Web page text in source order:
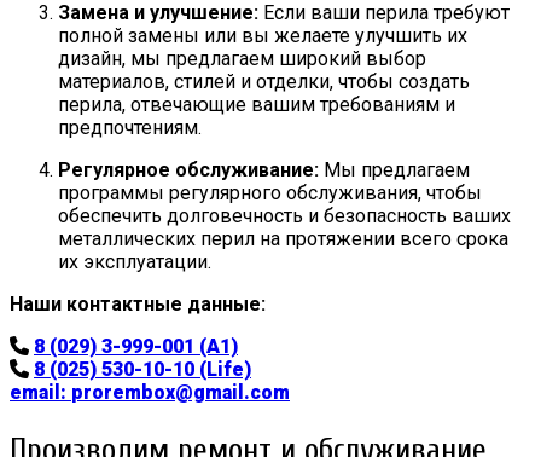
Замена и улучшение: Если ваши перила требуют
полной замены или вы желаете улучшить их
дизайн, мы предлагаем широкий выбор
материалов, стилей и отделки, чтобы создать
перила, отвечающие вашим требованиям и
предпочтениям.
Регулярное обслуживание: Мы предлагаем
программы регулярного обслуживания, чтобы
обеспечить долговечность и безопасность ваших
металлических перил на протяжении всего срока
их эксплуатации.
Наши контактные данные:
8 (029) 3-999-001 (A1)
8 (025) 530-10-10 (Life)
email: prorembox@gmail.com